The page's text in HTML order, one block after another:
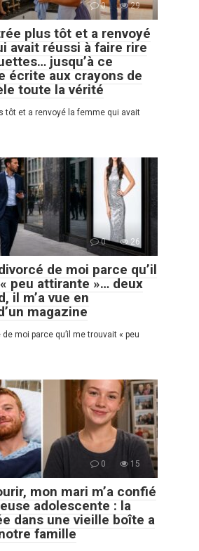
0 29
plus tôt et a renvoyé
avait réussi à faire rire
jusqu’à ce
écrite aux crayons de
toute la vérité
tôt et a renvoyé la femme qui avait
0 26
de moi parce qu’il
peu attirante »… deux
il m’a vue en
magazine
moi parce qu’il me trouvait « peu
0 15
mon mari m’a confié
adolescente : la
dans une vieille boîte a
famille